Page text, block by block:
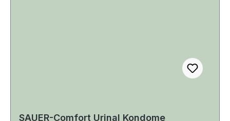
SAUER-Comfort Urinal Kondome